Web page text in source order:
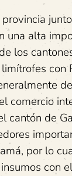
una alta
los
con
comercio
cantón de
por lo
con